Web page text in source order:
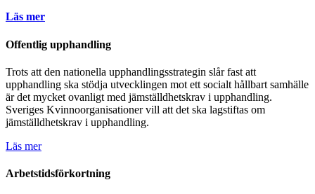
Läs mer
Offentlig upphandling
Trots att den nationella upphandlingsstrategin slår fast att
upphandling ska stödja utvecklingen mot ett socialt hållbart samhälle
är det mycket ovanligt med jämställdhetskrav i upphandling.
Sveriges Kvinnoorganisationer vill att det ska lagstiftas om
jämställdhetskrav i upphandling.
Läs mer
Arbetstidsförkortning